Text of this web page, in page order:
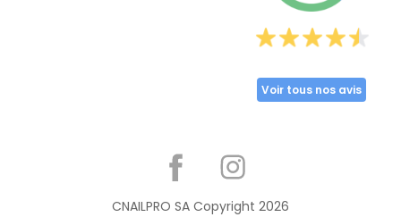
Voir tous nos avis
CNAILPRO SA Copyright 2026